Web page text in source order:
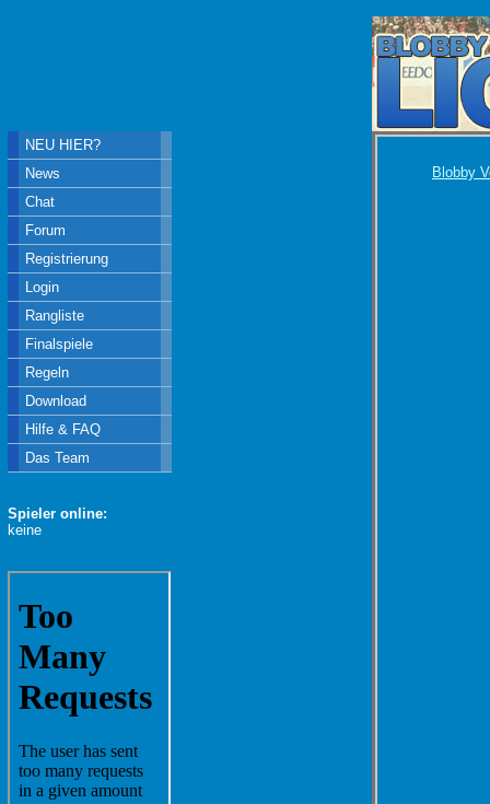
Blobby
NEU HIER?
News
Chat
Forum
Registrierung
Login
Rangliste
Finalspiele
Regeln
Download
Hilfe & FAQ
Das Team
Spieler online:
keine